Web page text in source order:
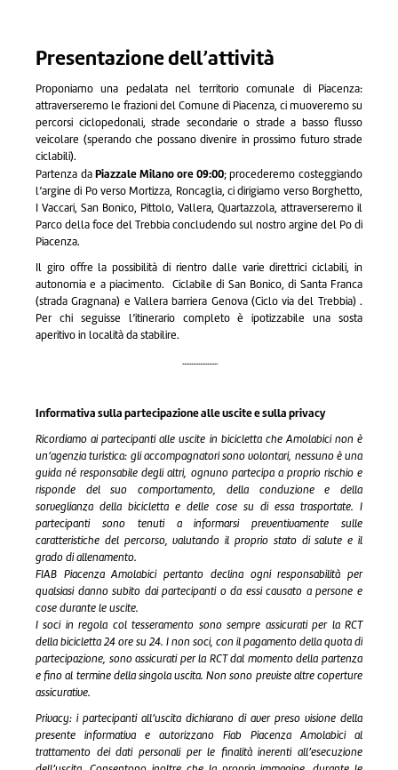
Presentazione dell’attività
Proponiamo una pedalata nel territorio comunale di Piacenza:
attraverseremo le frazioni del Comune di Piacenza, ci muoveremo su
percorsi ciclopedonali, strade secondarie o strade a basso flusso
veicolare (sperando che possano divenire in prossimo futuro strade
ciclabili).
Partenza daPiazzale Milano ore 09:00; procederemo costeggiando
l’argine di Po verso Mortizza, Roncaglia, ci dirigiamo verso Borghetto,
I Vaccari, San Bonico, Pittolo, Vallera, Quartazzola, attraverseremo il
Parco della foce del Trebbia concludendo sul nostro argine del Po di
Piacenza.
Il giro offre la possibilità di rientro dalle varie direttrici ciclabili, in
autonomia e a piacimento. Ciclabile di San Bonico, di Santa Franca
(strada Gragnana) e Vallera barriera Genova (Ciclo via del Trebbia) .
Per chi seguisse l’itinerario completo è ipotizzabile una sosta
aperitivo in località da stabilire.
....................
Informativa sulla partecipazione alle uscite e sulla privacy
Ricordiamo ai partecipanti alle uscite in bicicletta che Amolabici non è
un’agenzia turistica: gli accompagnatori sono volontari, nessuno è una
guida né responsabile degli altri, ognuno partecipa a proprio rischio e
risponde del suo comportamento, della conduzione e della
sorveglianza della bicicletta e delle cose su di essa trasportate. I
partecipanti sono tenuti a informarsi preventivamente sulle
caratteristiche del percorso, valutando il proprio stato di salute e il
grado di allenamento.
FIAB Piacenza Amolabici pertanto declina ogni responsabilità per
qualsiasi danno subito dai partecipanti o da essi causato a persone e
cose durante le uscite.
I soci in regola col tesseramento sono sempre assicurati per la RCT
della bicicletta 24 ore su 24. I non soci, con il pagamento della quota di
partecipazione, sono assicurati per la RCT dal momento della partenza
e fino al termine della singola uscita.Non sono previste altre coperture
assicurative.
Privacy: i partecipanti all’uscita dichiarano di aver preso visione della
presente informativa e autorizzano Fiab Piacenza Amolabici al
trattamento dei dati personali per le finalità inerenti all’esecuzione